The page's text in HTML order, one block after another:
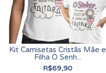
Kit Camisetas Cristãs Mãe e
Filha O Senh...
R$69,90